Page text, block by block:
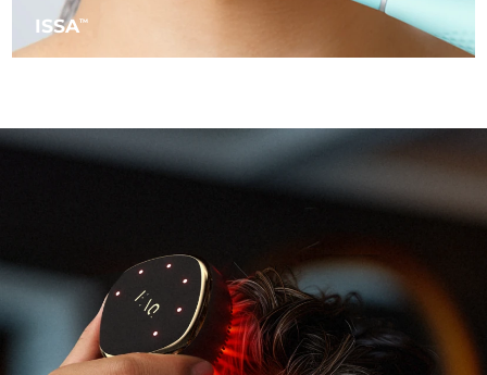
ISSATM